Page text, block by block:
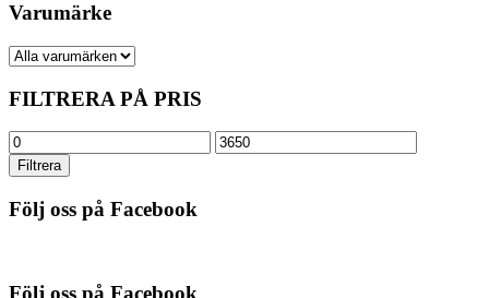
Varumärke
FILTRERA PÅ PRIS
Min
pris
Max
pris
Filtrera
Följ oss på Facebook